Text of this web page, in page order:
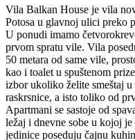
Vila Balkan House je vila
Potosa u glavnoj ulici preko
U ponudi imamo
prvom spratu vile. Vila
50 metara od same vile,
kao i toalet u spuštenom
izbor ukoliko želite smeštaj
raskrsnice, a isto toliko od
Apartmani se sastoje od
ležaj i dnevne sobe u kojoj je
jedinice poseduju čajnu